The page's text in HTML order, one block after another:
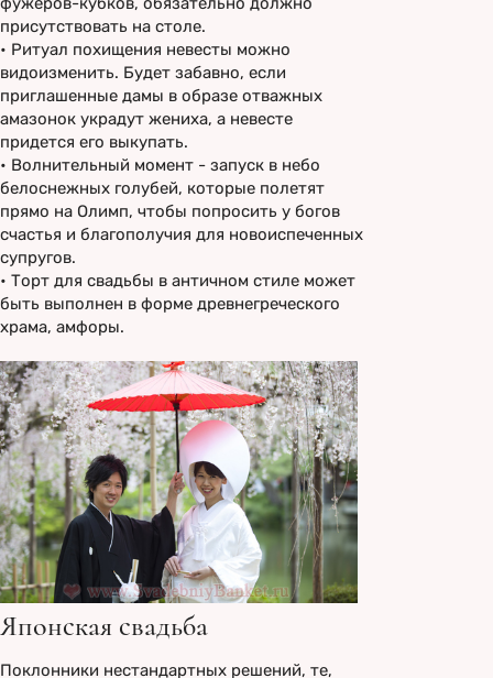
присутствовать на столе.
• Ритуал похищения невесты можно
видоизменить. Будет забавно, если
приглашенные дамы в образе отважных
амазонок украдут жениха, а невесте
придется его выкупать.
• Волнительный момент - запуск в небо
белоснежных голубей, которые полетят
прямо на Олимп, чтобы попросить у богов
счастья и благополучия для новоиспеченных
супругов.
• Торт для свадьбы в античном стиле может
быть выполнен в форме древнегреческого
храма, амфоры.
Японская свадьба
Поклонники нестандартных решений, те,